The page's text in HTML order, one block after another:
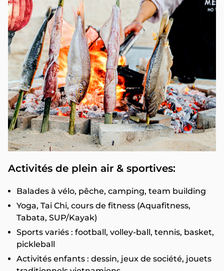
Activités de plein air & sportives:
Balades à vélo, pêche, camping, team building
Yoga, Tai Chi, cours de fitness (Aquafitness,
Tabata, SUP/Kayak)
Sports variés : football, volley-ball, tennis, basket,
pickleball
Activités enfants : dessin, jeux de société, jouets